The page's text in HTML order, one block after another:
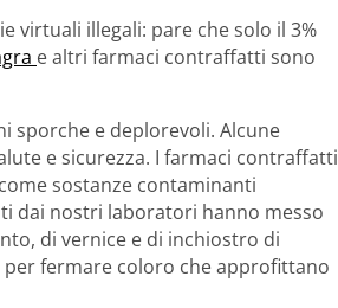
virtuali illegali: pare che solo il 3%
e altri farmaci contraffatti sono
sporche e deplorevoli. Alcune
e sicurezza. I farmaci contraffatti
sostanze contaminanti
dai nostri laboratori hanno messo
di vernice e di inchiostro di
fermare coloro che approfittano